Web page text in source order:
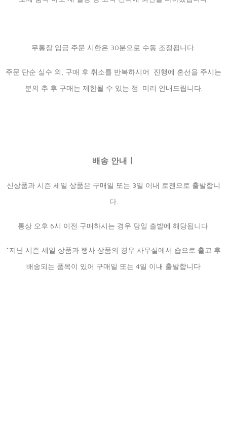
무통장 입금 주문 시한은 30분으로 수동 조정됩니다.
주문 단순 실수 외, 구매 후 취소를 반복하시어 진행에 혼선을 주시는
분의 추 후 구매는 제한될 수 있는 점 미리 안내드립니다.
배송 안내ㅣ
신상품과 시즌 세일 상품은 구매일 또는 3일 이내 로젠으로 출발합니
다.
통상 오후 6시 이전 구매하시는 경우 당일 출발에 해당됩니다.
*지난 시즌 세일 상품과 행사 상품의 경우 사무실에서 숍으로 출고 후
배송되는 품목이 있어 구매일 또는 4일 이내 출발합니다